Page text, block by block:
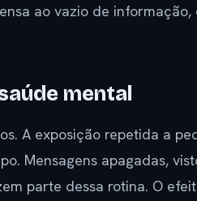
ao vazio de
mental
A exposição repetida a
Mensagens apagadas,
parte dessa rotina. O